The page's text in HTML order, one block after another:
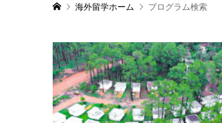
海外留学ホーム プログラム検索